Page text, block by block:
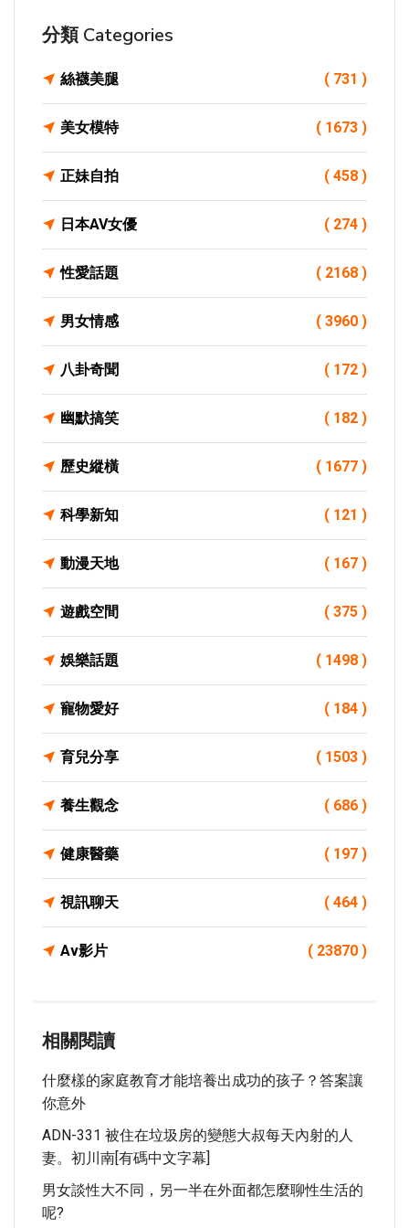
分類 Categories
絲襪美腿 ( 731 )
美女模特 ( 1673 )
正妹自拍 ( 458 )
日本AV女優 ( 274 )
性愛話題 ( 2168 )
男女情感 ( 3960 )
八卦奇聞 ( 172 )
幽默搞笑 ( 182 )
歷史縱橫 ( 1677 )
科學新知 ( 121 )
動漫天地 ( 167 )
遊戲空間 ( 375 )
娛樂話題 ( 1498 )
寵物愛好 ( 184 )
育兒分享 ( 1503 )
養生觀念 ( 686 )
健康醫藥 ( 197 )
視訊聊天 ( 464 )
Av影片 ( 23870 )
相關閱讀
什麼樣的家庭教育才能培養出成功的孩子？答案讓
你意外
ADN-331 被住在垃圾房的變態大叔每天內射的人
妻。初川南[有碼中文字幕]
男女談性大不同，另一半在外面都怎麼聊性生活的
呢?